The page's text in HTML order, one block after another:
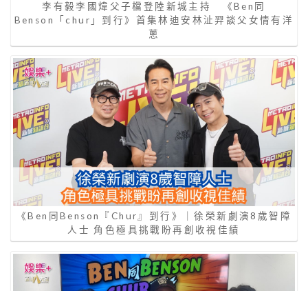
李有毅李國煒父子檔登陸新城主持 《Ben同
Benson「chur」到行》首集林迪安林沚羿談父女情有洋
蔥
《Ben同Benson『Chur』到行》｜徐榮新劇演8歲智障
人士 角色極具挑戰盼再創收視佳績